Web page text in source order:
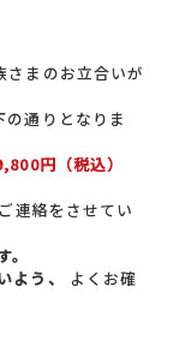
さまのお立合いが
通りとなりま
円（税込）
連絡をさせてい
よう、
よくお確